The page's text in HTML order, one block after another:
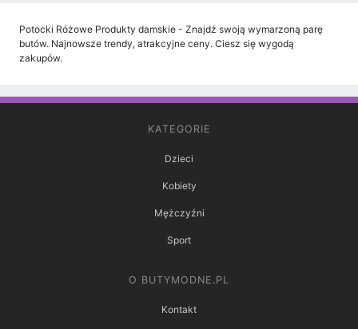
Potocki Różowe Produkty damskie - Znajdź swoją wymarzoną parę
butów. Najnowsze trendy, atrakcyjne ceny. Ciesz się wygodą
zakupów.
KATEGORIE
Dzieci
Kobiety
Mężczyźni
Sport
O BUTYMODNE.PL
Kontakt